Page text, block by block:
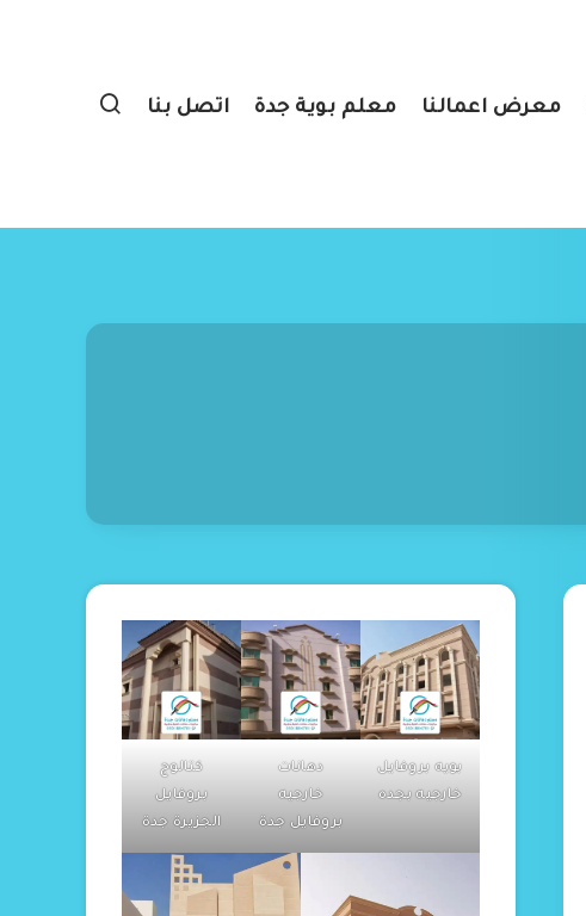
معرض اعمالنا معلم بوية جدة اتصل بنا
بويه بروفايل
خارجيه بجده
دهانات
خارجيه
بروفايل جدة
كتالوج
بروفايل
الجزيرة جدة